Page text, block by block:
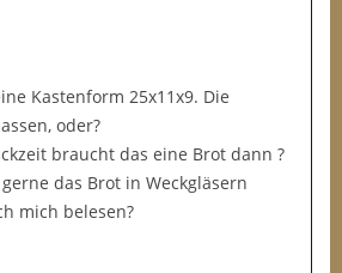
Kastenform 25x11x9. Die
oder?
braucht das eine Brot dann ?
das Brot in Weckgläsern
mich belesen?